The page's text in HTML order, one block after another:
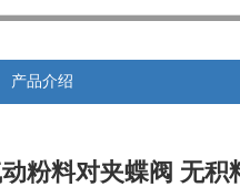
产品介绍
粉料对夹蝶阀 无积